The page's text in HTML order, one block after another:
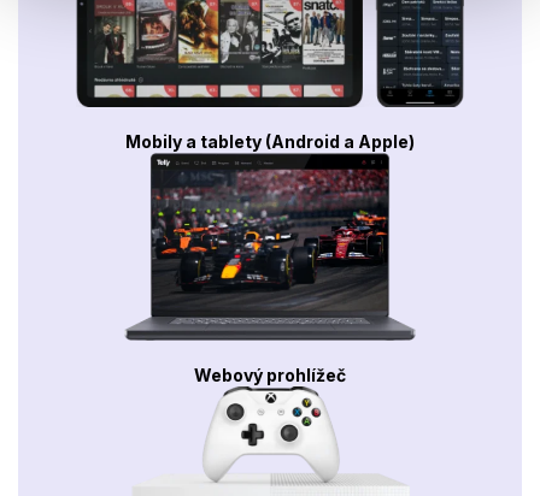
Mobily a tablety (Android a Apple)
Webový prohlížeč